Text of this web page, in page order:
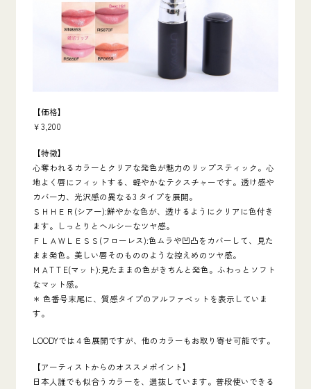
【価格】
￥3,200
【特徴】
心奪われるカラーとクリアな発色が魅力のリップスティック。心
地よく唇にフィットする、軽やかなテクスチャーです。透け感や
カバー力、光沢感の異なる3 タイプを展開。
ＳＨＨＥＲ(シアー):鮮やかな色が、透けるようにクリアに色付き
ます。しっとりとヘルシーなツヤ感。
ＦＬＡＷＬＥＳＳ(フローレス):色ムラや凹凸をカバーして、見た
まま発色。美しい唇そのもののような控えめのツヤ感。
ＭＡT T E(マット):見たままの色がきちんと発色。ふわっとソフト
なマット感。
＊ 色番号末尾に、質感タイプのアルファベットを表示していま
す。
LOODYでは４色展開ですが、他のカラーもお取り寄せ可能です。
【アーティストからのオススメポイント】
日本人誰でも似合うカラーを、選抜しています。普段使いできる